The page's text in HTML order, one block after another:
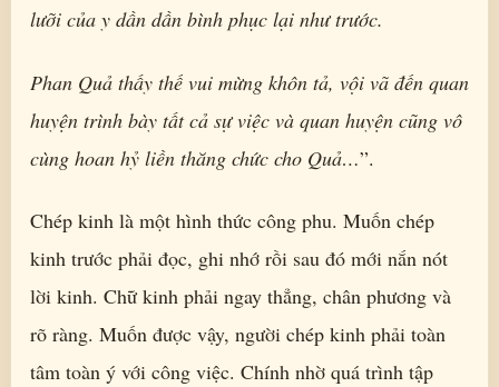
lưỡi của y dần dần bình phục lại như trước.
Phan Quả thấy thế vui mừng khôn tả, vội vã đến quan
huyện trình bày tất cả sự việc và quan huyện cũng vô
cùng hoan hỷ liền thăng chức cho Quả…”.
Chép kinh là một hình thức công phu. Muốn chép
kinh trước phải đọc, ghi nhớ rồi sau đó mới nắn nót
lời kinh. Chữ kinh phải ngay thẳng, chân phương và
rõ ràng. Muốn được vậy, người chép kinh phải toàn
tâm toàn ý với công việc. Chính nhờ quá trình tập